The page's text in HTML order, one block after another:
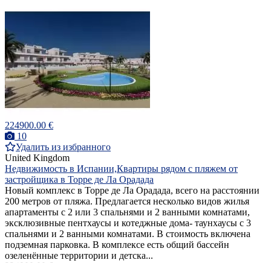
224900.00 €
10
Удалить из избранного
United Kingdom
Недвижимость в Испании,Квартиры рядом с пляжем от
застройщика в Торре де Ла Орадада
Новый комплекс в Торре де Ла Орадада, всего на расстоянии
200 метров от пляжа. Предлагается несколько видов жилья
апартаменты с 2 или 3 спальнями и 2 ванными комнатами,
эксклюзивные пентхаусы и котеджные дома- таунхаусы с 3
спальнями и 2 ванными комнатами. В стоимость включена
подземная парковка. В комплексе есть общий бассейн
озеленённые территории и детска...